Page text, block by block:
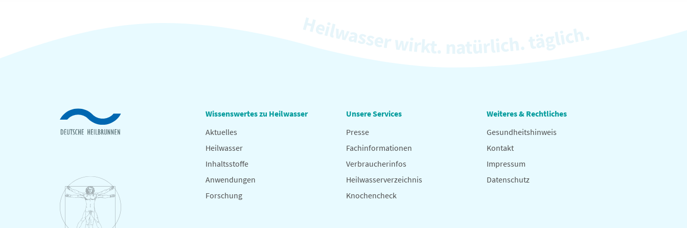
Wissenswertes zu Heilwasser
Aktuelles
Heilwasser
Inhaltsstoffe
Anwendungen
Forschung
Unsere Services
Presse
Fachinformationen
Verbraucherinfos
Heilwasserverzeichnis
Knochencheck
Weiteres & Rechtliches
Gesundheitshinweis
Kontakt
Impressum
Datenschutz